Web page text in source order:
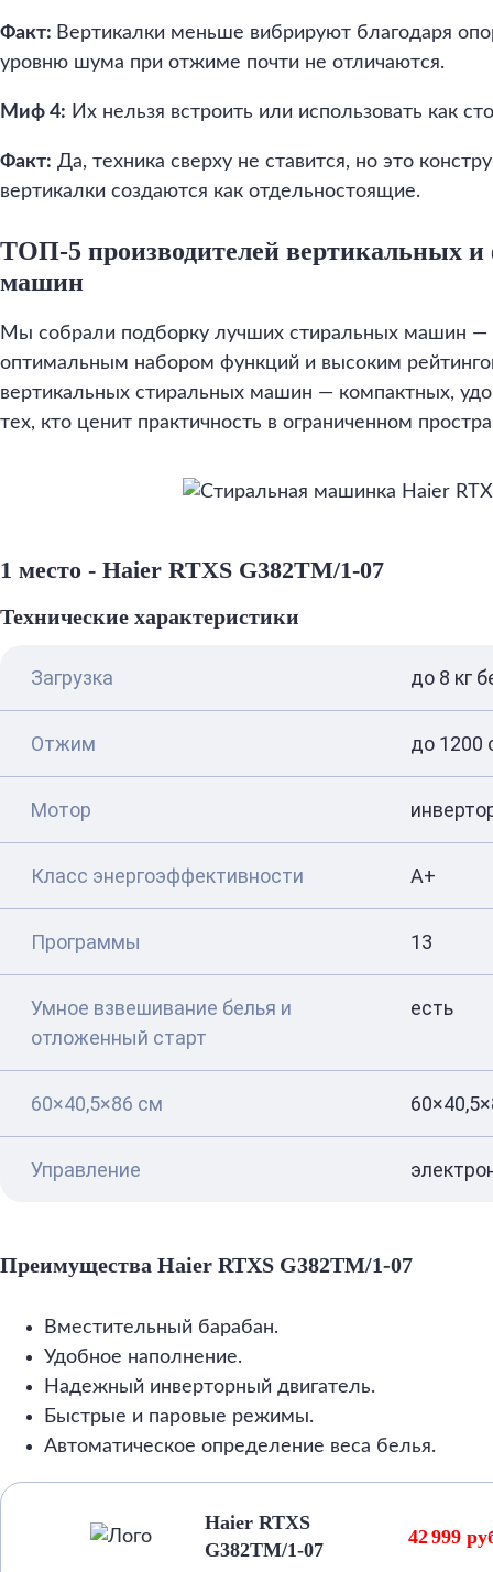
Факт: Вертикалки меньше вибрируют благодаря
уровню шума при отжиме почти не отличаются.
Миф 4: Их нельзя встроить или использовать как
Факт: Да, техника сверху не ставится, но это
вертикалки создаются как отдельностоящие.
ТОП-5 производителей вертикальных
машин
Мы собрали подборку лучших стиральных машин
оптимальным набором функций и высоким
вертикальных стиральных машин — компактных,
тех, кто ценит практичность в ограниченном
1 место - Haier RTXS G382TM/1-07
Технические характеристики
Загрузка до 8 кг
Отжим до 1200
Мотор
Класс энергоэффективности A+
Программы 13
Умное взвешивание белья и
отложенный старт
есть
60×40,5×86 см
Управление
Преимущества Haier RTXS G382TM/1-07
Вместительный барабан.
Удобное наполнение.
Надежный инверторный двигатель.
Быстрые и паровые режимы.
Автоматическое определение веса белья.
Haier RTXS
G382TM/1-07
42 999